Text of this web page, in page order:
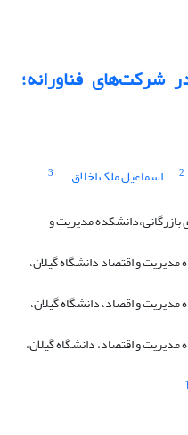
شرکت‌های فناورانه؛
2 اسماعیل ملک اخلاق 3
مدیریت و
مدیریت و اقتصاد دانشگاه گیلان،
و اقصاد، دانشگاه گیلان،
و اقتصاد، دانشگاه گیلان،